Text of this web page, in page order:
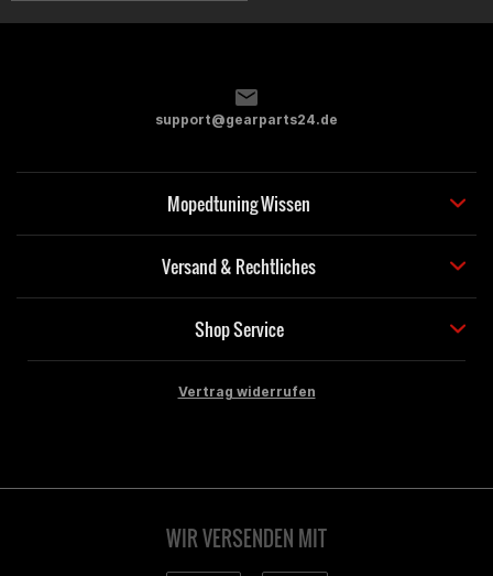
support@gearparts24.de
Mopedtuning Wissen
Versand & Rechtliches
Shop Service
Vertrag widerrufen
WIR VERSENDEN MIT